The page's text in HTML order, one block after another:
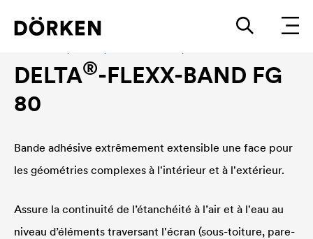
DELTA®-FLEXX-BAND FG
80
Bande adhésive extrêmement extensible une face pour
les géométries complexes à l'intérieur et à l'extérieur.
Assure la continuité de l’étanchéité à l’air et à l'eau au
niveau d’éléments traversant l'écran (sous-toiture, pare-